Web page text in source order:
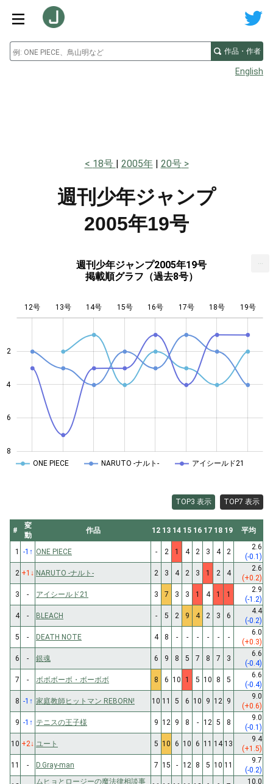
作品・作者
English
18号 2005年 20号
週刊少年ジャンプ
2005年19号
週刊少年ジャンプ2005年19号
掲載順グラフ（過去8号）
4
2
4
6
8
12号 13号 14号 15号 16号 17号 18号 19号
ONE PIECE NARUTO -ナルト- アイシールド21
TOP3 表示 TOP7 表示
#
変
動
作品 12 13 14 15 16 17 18 19 平均
1 -1 ↑ ONE PIECE - 2 1 4 2 3 4 2
2.6
(-0.1)
2 +1 ↓ NARUTO -ナルト- 2 3 4 2 3 1 2 4
2.6
(+0.2)
3
- アイシールド21 3 7 3 3 1 4 1 1
2.9
(-1.2)
4
- BLEACH - 5 2 9 4 2 3 6
4.4
(-0.2)
5
- DEATH NOTE 4 8 - - - - - -
6.0
(+0.3)
6
- 銀魂 6 9 8 5 7 8 7 3
6.6
(-0.4)
7
- ボボボーボ・ボーボボ 8 6 10 1 5 10 8 5
6.6
(-0.4)
8 -1 ↑ 家庭教師ヒットマン REBORN! 10 11 5 6 10 9 12 9
9.0
(+0.6)
9 -1 ↑ テニスの王子様 9 12 9 8 - 12 5 8
9.0
(-0.1)
10 +2↓ ユート 5 10 6 10 6 11 14 13
9.4
(+1.5)
11
- D.Gray-man 7 15 - 12 8 5 10 11
9.7
(-0.2)
ムヒョとロージーの魔法律相談事
10.0